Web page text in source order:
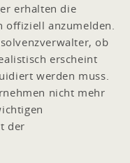
erhalten die
anzumelden.
ob
erscheint
werden muss.
nicht mehr
der